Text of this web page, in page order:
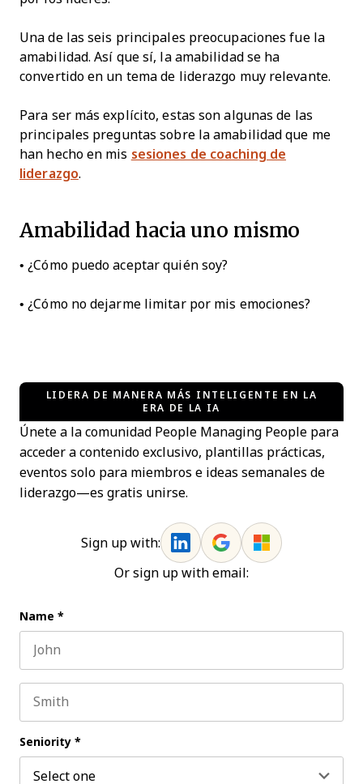
Una de las seis principales preocupaciones fue la
amabilidad. Así que sí, la amabilidad se ha
convertido en un tema de liderazgo muy relevante.
Para ser más explícito, estas son algunas de las
principales preguntas sobre la amabilidad que me
han hecho en mis sesiones de coaching de
liderazgo.
Amabilidad hacia uno mismo
• ¿Cómo puedo aceptar quién soy?
• ¿Cómo no dejarme limitar por mis emociones?
LIDERA DE MANERA MÁS INTELIGENTE EN LA
ERA DE LA IA
Únete a la comunidad People Managing People para
acceder a contenido exclusivo, plantillas prácticas,
eventos solo para miembros e ideas semanales de
liderazgo—es gratis unirse.
Sign up with:
Or sign up with email:
Name *
Seniority *